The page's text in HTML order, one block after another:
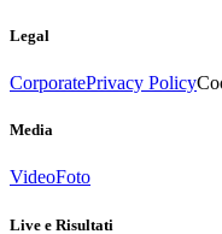
Legal
CorporatePrivacy Policy
Media
VideoFoto
Live e Risultati